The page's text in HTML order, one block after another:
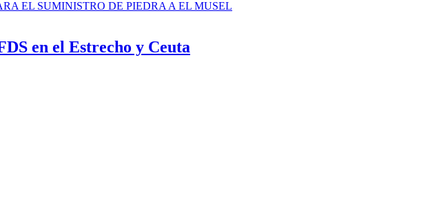
EL SUMINISTRO DE PIEDRA A EL MUSEL
en el Estrecho y Ceuta